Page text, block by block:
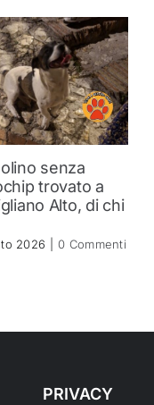
senza
trovato a
Alto, di chi
2026 0 Commenti
PRIVACY